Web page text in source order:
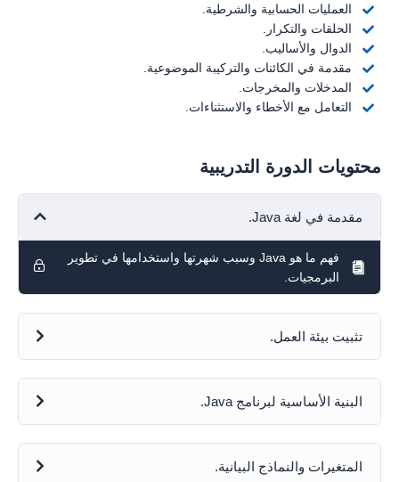
العمليات الحسابية والشرطية.
الحلقات والتكرار.
الدوال والأساليب.
مقدمة في الكائنات والتركيبة الموضوعية.
المدخلات والمخرجات.
التعامل مع الأخطاء والاستثناءات.
محتويات الدورة التدريبية
مقدمة في لغة Java.
فهم ما هو Java وسبب شهرتها واستخدامها في تطوير
البرمجيات.
تثبيت بيئة العمل.
البنية الأساسية لبرنامج Java.
المتغيرات والنماذج البيانية.